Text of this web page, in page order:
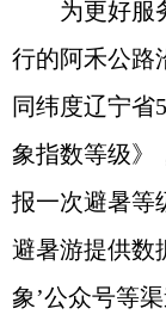
为更好服
行的阿禾公路
同纬度辽宁省
象指数等级》
报一次避暑等
避暑游提供数
象’公众号等